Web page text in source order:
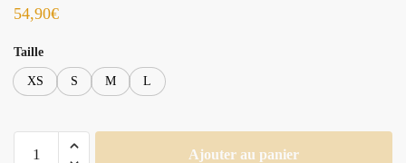
54,90€
Taille
XS S M L
Ajouter au panier